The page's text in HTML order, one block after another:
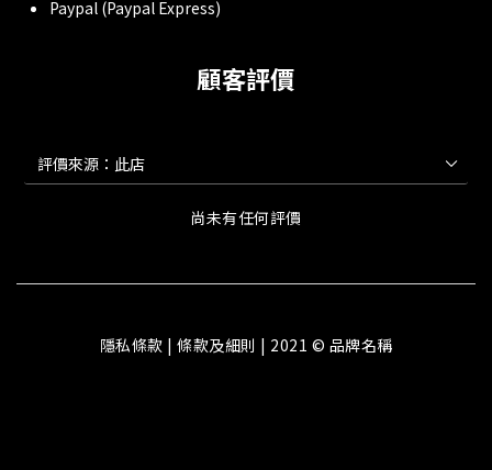
Paypal (Paypal Express)
顧客評價
尚未有任何評價
隱私條款 | 條款及細則 | 2021 © 品牌名稱